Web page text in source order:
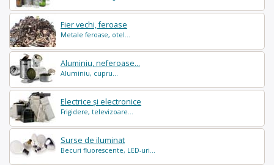
Fier vechi, feroase
Metale feroase, otel...
Aluminiu, neferoase...
Aluminiu, cupru...
Electrice și electronice
Frigidere, televizoare...
Surse de iluminat
Becuri fluorescente, LED-uri...